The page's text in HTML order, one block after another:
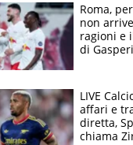
Roma,
non
ragioni e
di
LIVE
affari e
diretta,
chiama